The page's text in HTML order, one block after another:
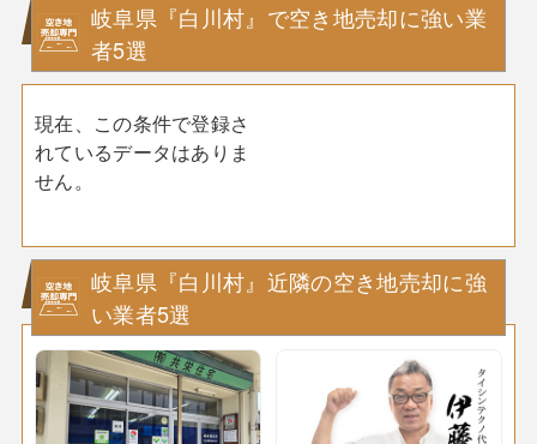
岐阜県『白川村』で空き地売却に強い業
者5選
現在、この条件で登録さ
れているデータはありま
せん。
岐阜県『白川村』近隣の空き地売却に強
い業者5選